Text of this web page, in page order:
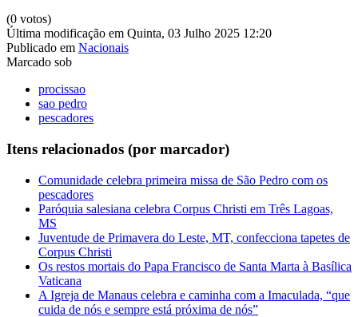
(0 votos)
Última modificação em Quinta, 03 Julho 2025 12:20
Publicado em Nacionais
Marcado sob
procissao
sao pedro
pescadores
Itens relacionados (por marcador)
Comunidade celebra primeira missa de São Pedro com os
pescadores
Paróquia salesiana celebra Corpus Christi em Três Lagoas,
MS
Juventude de Primavera do Leste, MT, confecciona tapetes de
Corpus Christi
Os restos mortais do Papa Francisco de Santa Marta à Basílica
Vaticana
A Igreja de Manaus celebra e caminha com a Imaculada, “que
cuida de nós e sempre está próxima de nós”